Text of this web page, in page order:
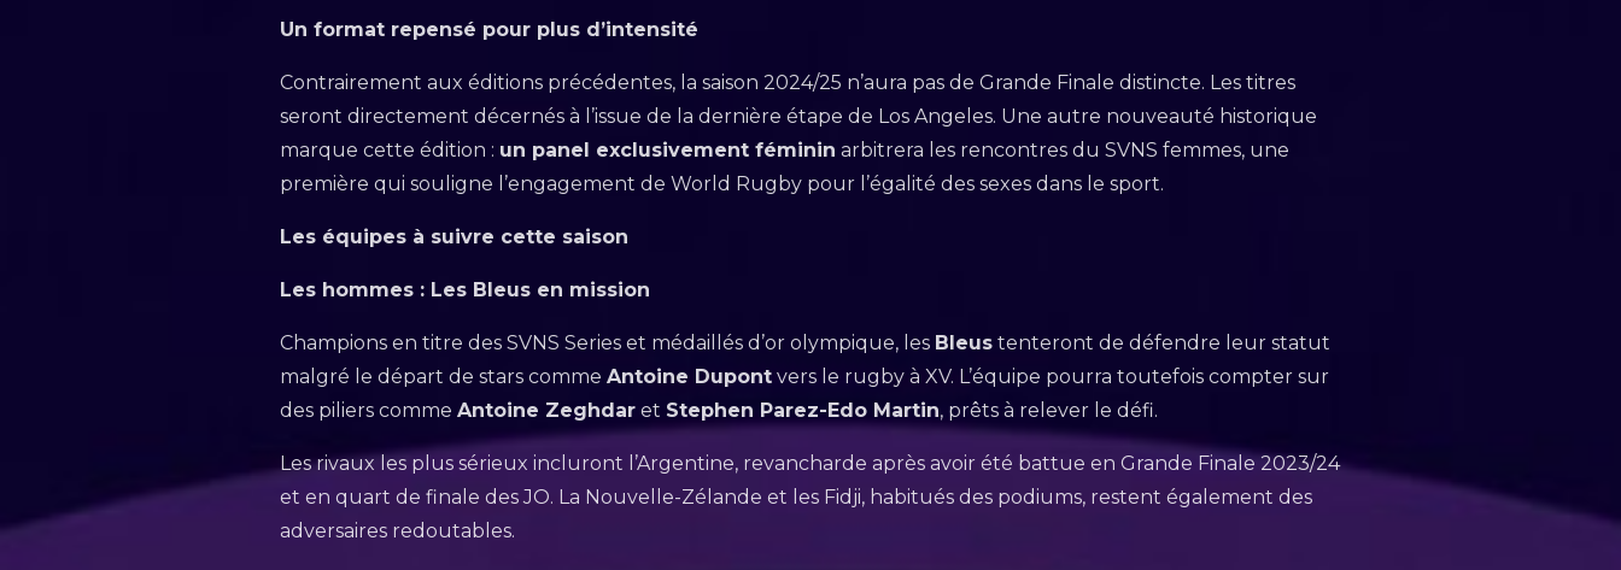
Un format repensé pour plus d’intensité
Contrairement aux éditions précédentes, la saison 2024/25 n’aura pas de Grande Finale distincte. Les titres
seront directement décernés à l’issue de la dernière étape de Los Angeles. Une autre nouveauté historique
marque cette édition : un panel exclusivement féminin arbitrera les rencontres du SVNS femmes, une
première qui souligne l’engagement de World Rugby pour l’égalité des sexes dans le sport.
Les équipes à suivre cette saison
Les hommes : Les Bleus en mission
Champions en titre des SVNS Series et médaillés d’or olympique, les Bleus tenteront de défendre leur statut
malgré le départ de stars comme Antoine Dupont vers le rugby à XV. L’équipe pourra toutefois compter sur
des piliers comme Antoine Zeghdar et Stephen Parez-Edo Martin, prêts à relever le défi.
Les rivaux les plus sérieux incluront l’Argentine, revancharde après avoir été battue en Grande Finale 2023/24
et en quart de finale des JO. La Nouvelle-Zélande et les Fidji, habitués des podiums, restent également des
adversaires redoutables.